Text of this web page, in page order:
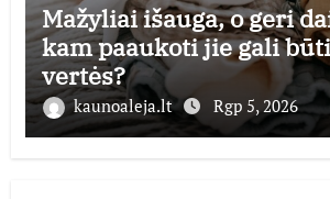
Mažyliai išauga, o geri
kam paaukoti jie gali
vertės?
kaunoaleja.lt Rgp 5, 2026